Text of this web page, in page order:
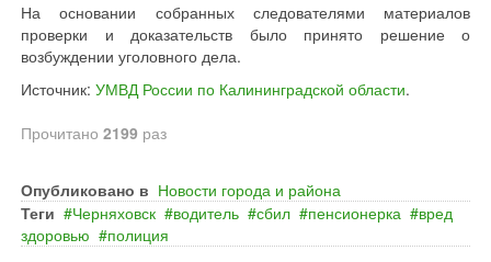
На основании собранных следователями материалов
проверки и доказательств было принято решение о
возбуждении уголовного дела.
Источник: УМВД России по Калининградской области.
Прочитано 2199 раз
Опубликовано в Новости города и района
Теги
Черняховск водитель сбил пенсионерка
вред
здоровью
полиция